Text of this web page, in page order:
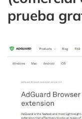
prueba